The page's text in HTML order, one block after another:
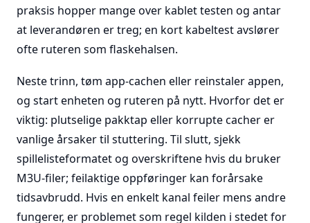
praksis hopper mange over kablet testen og antar
at leverandøren er treg; en kort kabeltest avslører
ofte ruteren som flaskehalsen.
Neste trinn, tøm app-cachen eller reinstaler appen,
og start enheten og ruteren på nytt. Hvorfor det er
viktig: plutselige pakktap eller korrupte cacher er
vanlige årsaker til stuttering. Til slutt, sjekk
spillelisteformatet og overskriftene hvis du bruker
M3U-filer; feilaktige oppføringer kan forårsake
tidsavbrudd. Hvis en enkelt kanal feiler mens andre
fungerer, er problemet som regel kilden i stedet for